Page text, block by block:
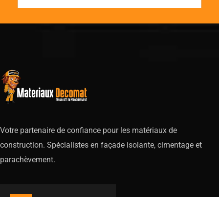
Votre partenaire de confiance pour les matériaux de
construction. Spécialistes en façade isolante, cimentage et
parachèvement.